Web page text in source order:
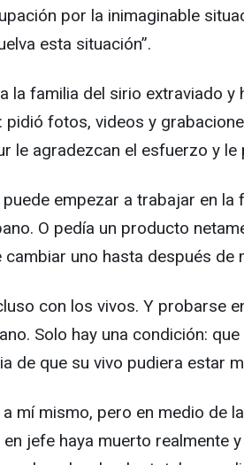
por la inimaginable
esta situación”.
la familia del sirio
fotos, videos y
le agradezcan el esfuerzo y
empezar a trabajar en
O pedía un producto
uno hasta después de
con los vivos. Y probarse
Solo hay una condición:
de que su vivo pudiera estar
mí mismo, pero en medio de
jefe haya muerto